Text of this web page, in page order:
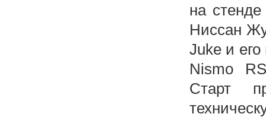
на
Ниссан
Juke и
Nismo
Старт